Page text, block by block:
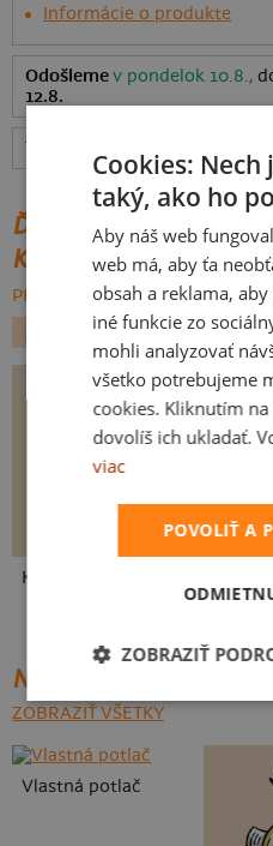
Informácie o produkte
Odošlemev pondelok 10.8.,
12.8.
ĎALŠIE POTLAČE Z
KATEGÓRIE
PREHĽADÁVAŤ VŠETKO:
ZVIERATKÁ
HUDBA
Kakat-du
NAJPREDÁVANEJŠIE
ZOBRAZIŤ VŠETKY
Vlastná potlač
Cookies: Nech
taký, ako ho
Aby náš web
web má, aby ťa
obsah a reklama,
iné funkcie zo
mohli analyzovať
všetko potrebujeme
cookies. Kliknutím
dovolíš ich ukladať.
viac
POVOLIŤ A
ZOBRAZIŤ